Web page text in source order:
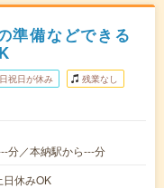
準備などできる
祝日が休み 残業なし
分／本納駅から---分
休みOK